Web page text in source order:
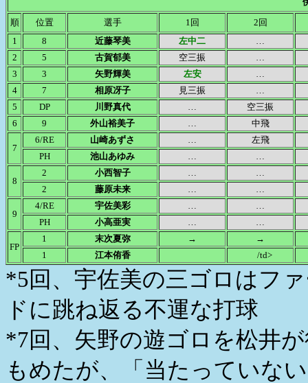
順
位置 選手 1回
2回
1
8 近藤琴美 左中二
…
2
5 古賀郁美 空三振
…
3
3 矢野輝美 左安
…
4
7 相原冴子 見三振
…
5
DP 川野真代 …
空三振
6
9 外山裕美子 … 中飛
7
6/RE 山崎あずさ …
左飛
PH
池山あゆみ … …
8
2 小西智子 …
…
2
藤原未来 … …
9
4/RE 宇佐美彩 …
…
PH
小高亜実 … …
FP
1 末次夏弥 →
→
1
江本侑香 /td>
*5回、宇佐美の三ゴロはフ
ドに跳ね返る不運な打球
*7回、矢野の遊ゴロを松井
もめたが、「当たっていな